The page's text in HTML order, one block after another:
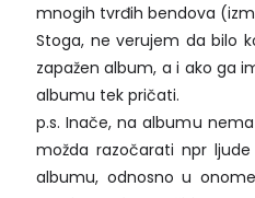
mnogih tvrđih bendova
Stoga, ne verujem da bilo
zapažen album, a i ako ga
albumu tek pričati.
p.s. Inače, na albumu
možda razočarati npr
albumu, odnosno u